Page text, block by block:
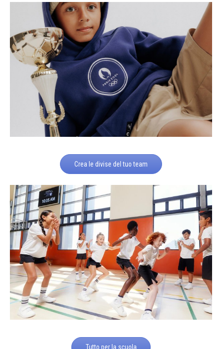
Crea le divise del tuo team
Tutto per la scuola